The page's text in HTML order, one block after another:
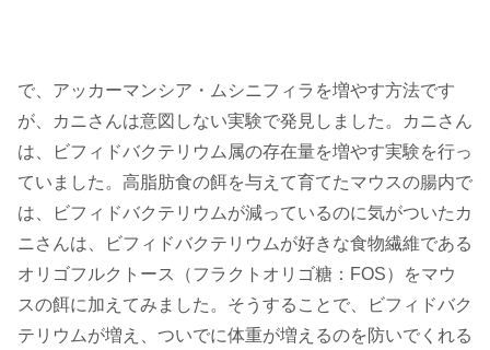
で、アッカーマンシア・ムシニフィラを増やす方法です
が、カニさんは意図しない実験で発見しました。カニさん
は、ビフィドバクテリウム属の存在量を増やす実験を行っ
ていました。高脂肪食の餌を与えて育てたマウスの腸内で
は、ビフィドバクテリウムが減っているのに気がついたカ
ニさんは、ビフィドバクテリウムが好きな食物繊維である
オリゴフルクトース（フラクトオリゴ糖：FOS）をマウ
スの餌に加えてみました。そうすることで、ビフィドバク
テリウムが増え、ついでに体重が増えるのを防いでくれる